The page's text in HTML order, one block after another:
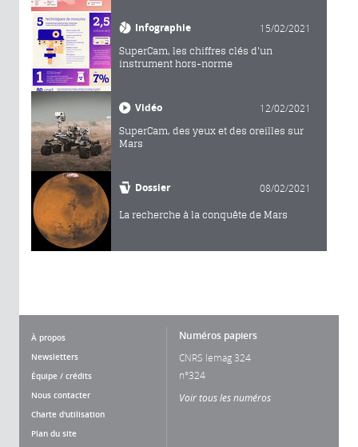
Infographie 15/02/2021
SuperCam, les chiffres clés d'un
instrument hors-norme
Vidéo 12/02/2021
SuperCam, des yeux et des oreilles sur
Mars
Dossier 08/02/2021
La recherche à la conquête de Mars
À propos
Newsletters
Équipe / crédits
Nous contacter
Charte d'utilisation
Plan du site
Numéros papiers
CNRS lemag 324
n°324
Voir tous les numéros